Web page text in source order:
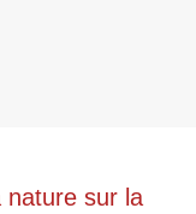
nature sur la